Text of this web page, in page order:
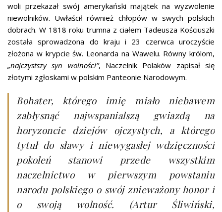
woli przekazał swój amerykański majątek na wyzwolenie
niewolników. Uwłaścił również chłopów w swych polskich
dobrach. W 1818 roku trumna z ciałem Tadeusza Kościuszki
została sprowadzona do kraju i 23 czerwca uroczyście
złożona w krypcie św. Leonarda na Wawelu. Równy królom,
„najczystszy syn wolności”, Naczelnik Polaków zapisał się
złotymi zgłoskami w polskim Panteonie Narodowym.
Bohater, którego imię miało niebawem
zabłysnąć najwspanialszą gwiazdą na
horyzoncie dziejów ojczystych, a którego
tytuł do sławy i niewygasłej wdzięczności
pokoleń stanowi przede wszystkim
naczelnictwo w pierwszym powstaniu
narodu polskiego o swój znieważony honor i
o swoją wolność. (Artur Śliwiński,